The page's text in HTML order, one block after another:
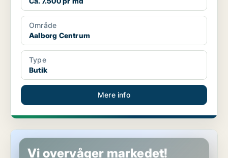
Område
Aalborg Centrum
Type
Butik
Mere info
Kontor i Aalborg
Vi overvåger markedet!